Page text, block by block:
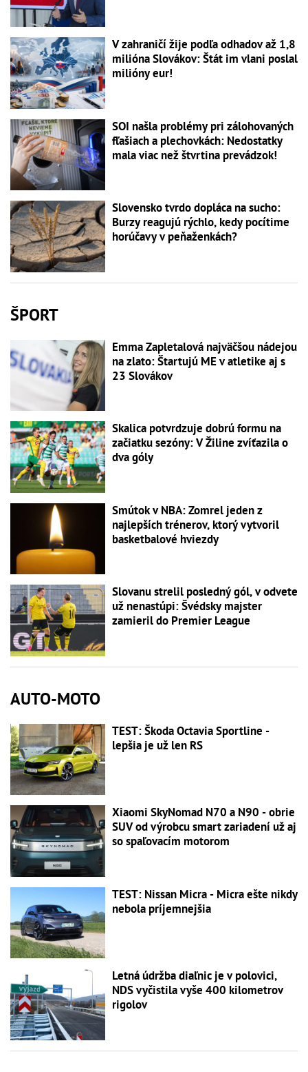
V zahraničí žije podľa odhadov až 1,8
milióna Slovákov: Štát im vlani poslal
milióny eur!
SOI našla problémy pri zálohovaných
fľašiach a plechovkách: Nedostatky
mala viac než štvrtina prevádzok!
Slovensko tvrdo dopláca na sucho:
Burzy reagujú rýchlo, kedy pocítime
horúčavy v peňaženkách?
ŠPORT
Emma Zapletalová najväčšou nádejou
na zlato: Štartujú ME v atletike aj s
23 Slovákov
Skalica potvrdzuje dobrú formu na
začiatku sezóny: V Žiline zvíťazila o
dva góly
Smútok v NBA: Zomrel jeden z
najlepších trénerov, ktorý vytvoril
basketbalové hviezdy
Slovanu strelil posledný gól, v odvete
už nenastúpi: Švédsky majster
zamieril do Premier League
AUTO-MOTO
TEST: Škoda Octavia Sportline -
lepšia je už len RS
Xiaomi SkyNomad N70 a N90 - obrie
SUV od výrobcu smart zariadení už aj
so spaľovacím motorom
TEST: Nissan Micra - Micra ešte nikdy
nebola príjemnejšia
Letná údržba diaľnic je v polovici,
NDS vyčistila vyše 400 kilometrov
rigolov